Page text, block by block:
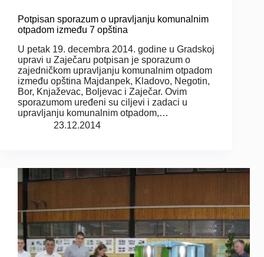
Potpisan sporazum o upravljanju komunalnim
otpadom između 7 opština
U petak 19. decembra 2014. godine u Gradskoj
upravi u Zaječaru potpisan je sporazum o
zajedničkom upravljanju komunalnim otpadom
između opština Majdanpek, Kladovo, Negotin,
Bor, Knjaževac, Boljevac i Zaječar. Ovim
sporazumom uređeni su ciljevi i zadaci u
upravljanju komunalnim otpadom,…
23.12.2014